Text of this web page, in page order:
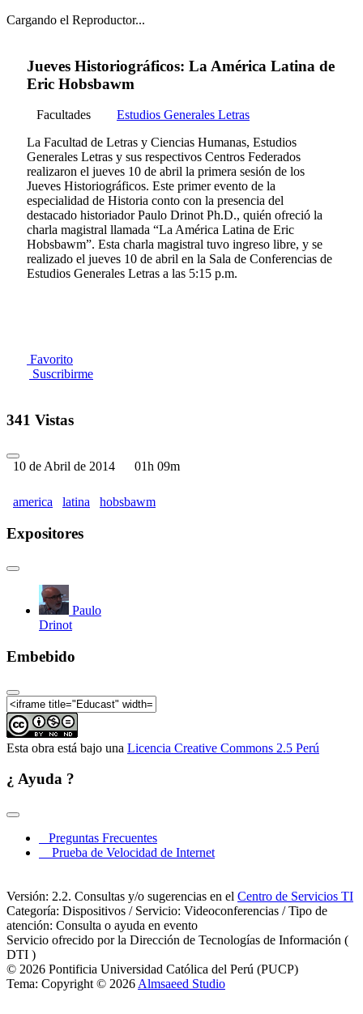
Cargando el Reproductor...
Jueves Historiográficos: La América Latina de
Eric Hobsbawm
Facultades
Estudios Generales Letras
La Facultad de Letras y Ciencias Humanas, Estudios
Generales Letras y sus respectivos Centros Federados
realizaron el jueves 10 de abril la primera sesión de los
Jueves Historiográficos. Este primer evento de la
especialidad de Historia conto con la presencia del
destacado historiador Paulo Drinot Ph.D., quién ofreció la
charla magistral llamada “La América Latina de Eric
Hobsbawm”. Esta charla magistral tuvo ingreso libre, y se
realizado el jueves 10 de abril en la Sala de Conferencias de
Estudios Generales Letras a las 5:15 p.m.
Favorito
Suscribirme
341 Vistas
10 de Abril de 2014 01h 09m
america latina hobsbawm
Expositores
Paulo
Drinot
Embebido
Esta obra está bajo una Licencia Creative Commons 2.5 Perú
¿ Ayuda ?
Preguntas Frecuentes
Prueba de Velocidad de Internet
Versión: 2.2. Consultas y/o sugerencias en el Centro de Servicios TI
Categoría: Dispositivos / Servicio: Videoconferencias / Tipo de
atención: Consulta o ayuda en evento
Servicio ofrecido por la Dirección de Tecnologías de Información (
DTI )
© 2026 Pontificia Universidad Católica del Perú (PUCP)
Tema: Copyright © 2026 Almsaeed Studio